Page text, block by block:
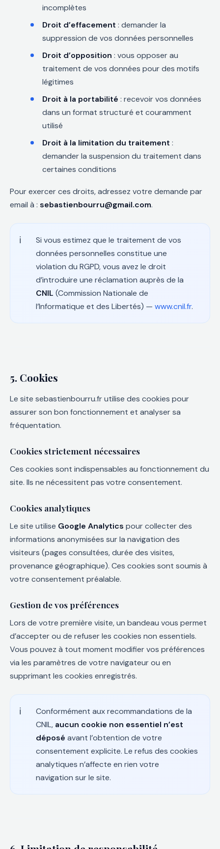
incomplètes
Droit d’effacement : demander la
suppression de vos données personnelles
Droit d’opposition : vous opposer au
traitement de vos données pour des motifs
légitimes
Droit à la portabilité : recevoir vos données
dans un format structuré et couramment
utilisé
Droit à la limitation du traitement :
demander la suspension du traitement dans
certaines conditions
Pour exercer ces droits, adressez votre demande par
email à : sebastienbourru@gmail.com.
Si vous estimez que le traitement de vos
données personnelles constitue une
violation du RGPD, vous avez le droit
d’introduire une réclamation auprès de la
CNIL (Commission Nationale de
l’Informatique et des Libertés) — www.cnil.fr.
5. Cookies
Le site sebastienbourru.fr utilise des cookies pour
assurer son bon fonctionnement et analyser sa
fréquentation.
Cookies strictement nécessaires
Ces cookies sont indispensables au fonctionnement du
site. Ils ne nécessitent pas votre consentement.
Cookies analytiques
Le site utilise Google Analytics pour collecter des
informations anonymisées sur la navigation des
visiteurs (pages consultées, durée des visites,
provenance géographique). Ces cookies sont soumis à
votre consentement préalable.
Gestion de vos préférences
Lors de votre première visite, un bandeau vous permet
d’accepter ou de refuser les cookies non essentiels.
Vous pouvez à tout moment modifier vos préférences
via les paramètres de votre navigateur ou en
supprimant les cookies enregistrés.
Conformément aux recommandations de la
CNIL, aucun cookie non essentiel n’est
déposé avant l’obtention de votre
consentement explicite. Le refus des cookies
analytiques n’affecte en rien votre
navigation sur le site.